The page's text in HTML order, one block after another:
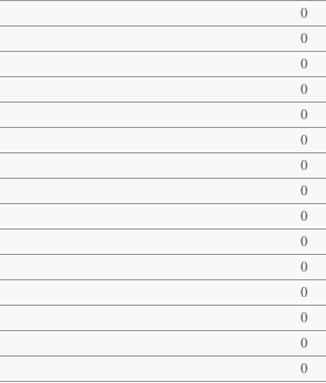
0
0
0
0
0
0
0
0
0
0
0
0
0
0
0